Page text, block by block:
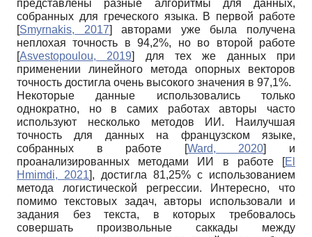
представлены разные алгоритмы для данных,
собранных для греческого языка. В первой работе
[Smyrnakis, 2017] авторами уже была получена
неплохая точность в 94,2%, но во второй работе
[Asvestopoulou, 2019]
для тех же данных при
применении линейного метода опорных векторов
точность достигла очень высокого значения в 97,1%.
Некоторые данные использовались только
однократно, но в самих работах авторы часто
используют несколько методов ИИ. Наилучшая
точность для данных на французском языке,
собранных в работе
[Ward, 2020]
и
проанализированных методами ИИ в работе
[El
Hmimdi, 2021], достигла 81,25% с использованием
метода логистической регрессии. Интересно, что
помимо текстовых задач, авторы использовали и
задания без текста, в которых требовалось
совершать произвольные саккады между